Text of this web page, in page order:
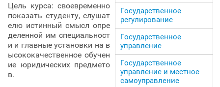
Цель курса: своевременно
показать студенту, слушат
елю истинный смысл опре
деленной им специальност
и и главные установки на в
ысококачественное обучен
ие юридических предмето
в.
Государственное
регулирование
Государственное
управление
Государственное
управление и местное
самоуправление